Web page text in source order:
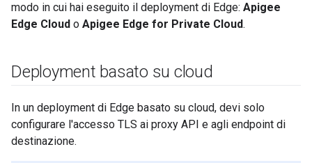
modo in cui hai eseguito il deployment di Edge: Apigee
Edge Cloud o Apigee Edge for Private Cloud.
Deployment basato su cloud
In un deployment di Edge basato su cloud, devi solo
configurare l'accesso TLS ai proxy API e agli endpoint di
destinazione.